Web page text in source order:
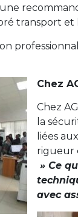
une
transport et
Chez
Chez
la
liées
rigueur
» Ce
avec